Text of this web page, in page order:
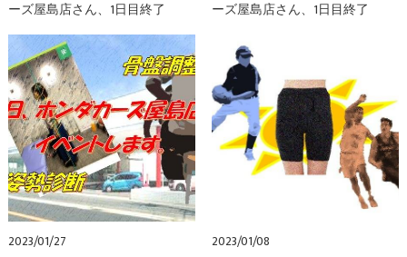
ーズ屋島店さん、1日目終了
ーズ屋島店さん、1日目終了
2023/01/27
2023/01/08